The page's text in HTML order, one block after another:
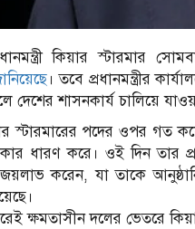
কিয়ার স্টারমার
। তবে প্রধানমন্ত্রীর
দেশের শাসনকার্য চালিয়ে
স্টারমারের পদের ওপর
ধারণ করে। ওই দিন তার
করেন, যা তাকে
ক্ষমতাসীন দলের ভেতরে